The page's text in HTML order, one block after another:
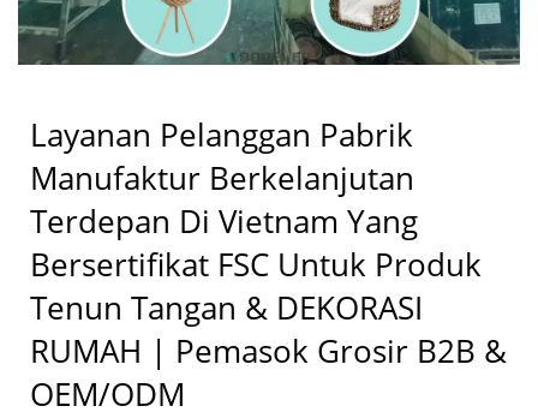
Layanan Pelanggan Pabrik
Manufaktur Berkelanjutan
Terdepan Di Vietnam Yang
Bersertifikat FSC Untuk Produk
Tenun Tangan & DEKORASI
RUMAH | Pemasok Grosir B2B &
OEM/ODM